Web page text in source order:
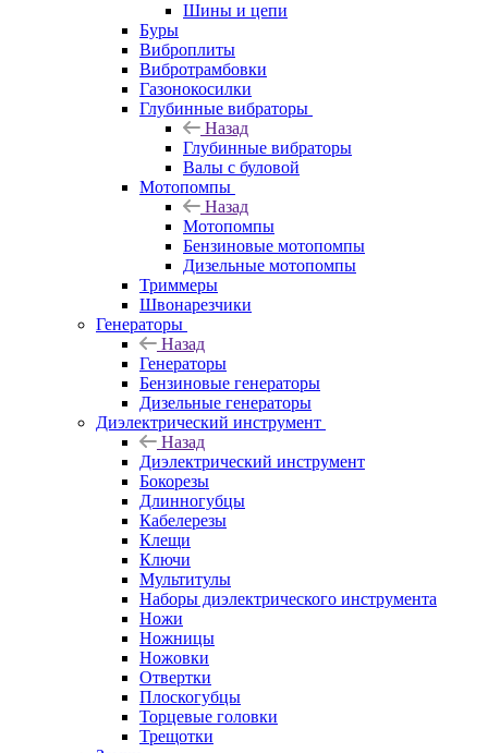
Шины и цепи
Буры
Виброплиты
Вибротрамбовки
Газонокосилки
Глубинные вибраторы
Назад
Глубинные вибраторы
Валы с буловой
Мотопомпы
Назад
Мотопомпы
Бензиновые мотопомпы
Дизельные мотопомпы
Триммеры
Швонарезчики
Генераторы
Назад
Генераторы
Бензиновые генераторы
Дизельные генераторы
Диэлектрический инструмент
Назад
Диэлектрический инструмент
Бокорезы
Длинногубцы
Кабелерезы
Клещи
Ключи
Мультитулы
Наборы диэлектрического инструмента
Ножи
Ножницы
Ножовки
Отвертки
Плоскогубцы
Торцевые головки
Трещотки